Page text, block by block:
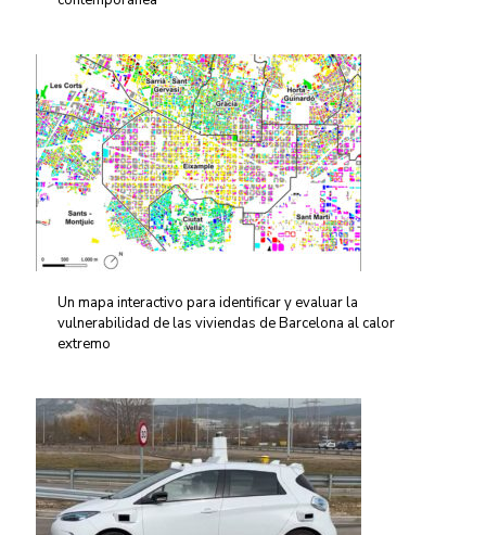
Un mapa interactivo para identificar y evaluar la
vulnerabilidad de las viviendas de Barcelona al calor
extremo